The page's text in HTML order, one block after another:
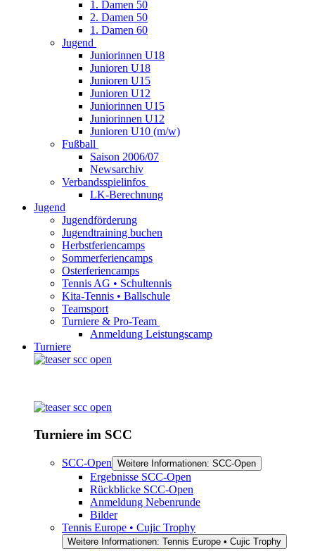
1. Damen 50
2. Damen 50
1. Damen 60
Jugend
Juniorinnen U18
Junioren U18
Junioren U15
Junioren U12
Juniorinnen U15
Juniorinnen U12
Junioren U10 (m/w)
Fußball
Saison 2006/07
Newsarchiv
Verbandsspielinfos
LK-Berechnung
Jugend
Jugendförderung
Jugendtraining buchen
Herbstferiencamps
Sommerferiencamps
Osterferiencamps
Tennis AG • Schultennis
Kita-Tennis • Ballschule
Teamsport
Turniere & Pro-Team
Anmeldung Leistungscamp
Turniere
Turniere im SCC
SCC-Open Weitere Informationen: SCC-Open
Ergebnisse SCC-Open
Rückblicke SCC-Open
Anmeldung Nebenrunde
Bilder
Tennis Europe • Cujic Trophy
Weitere Informationen: Tennis Europe • Cujic Trophy